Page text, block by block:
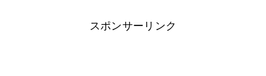
スポンサーリンク